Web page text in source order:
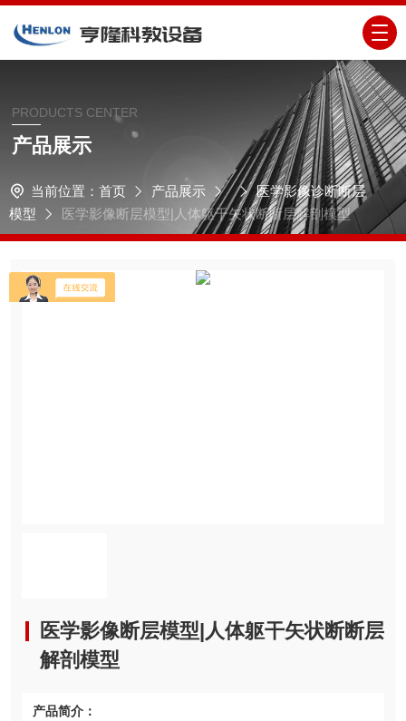
PRODUCTS CENTER
产品展示
当前位置： 首页 产品展示
医学影像诊断断层
模型
医学影像断层模型|人体躯干矢状断断层解剖模型
医学影像断层模型|人体躯干矢状断断层
解剖模型
产品简介：